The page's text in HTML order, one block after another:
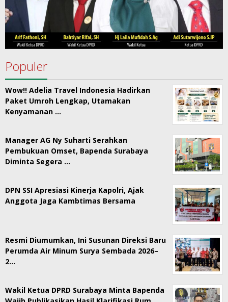
Populer
Wow!! Adelia Travel Indonesia Hadirkan
Paket Umroh Lengkap, Utamakan
Kenyamanan …
Manager AG Ny Suharti Serahkan
Pembukuan Omset, Bapenda Surabaya
Diminta Segera …
DPN SSI Apresiasi Kinerja Kapolri, Ajak
Anggota Jaga Kambtimas Bersama
Resmi Diumumkan, Ini Susunan Direksi Baru
Perumda Air Minum Surya Sembada 2026–
2…
Wakil Ketua DPRD Surabaya Minta Bapenda